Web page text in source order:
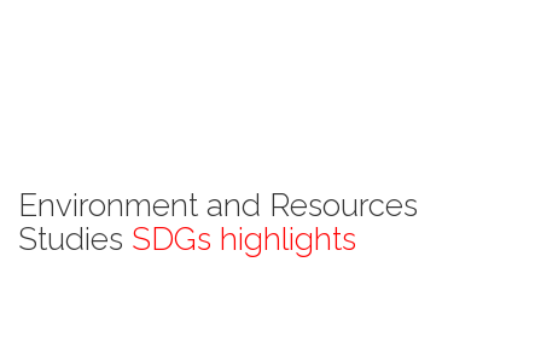
Environment and Resources
Studies SDGs highlights